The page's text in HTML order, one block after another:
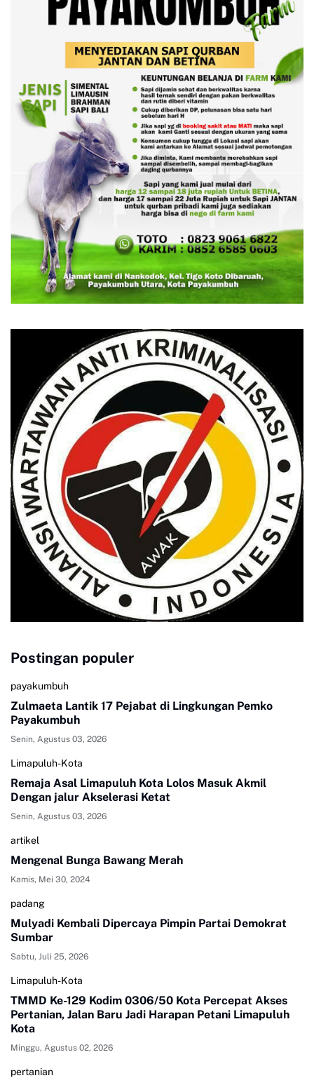
Postingan populer
payakumbuh
Zulmaeta Lantik 17 Pejabat di Lingkungan Pemko
Payakumbuh
Senin, Agustus 03, 2026
Limapuluh-Kota
Remaja Asal Limapuluh Kota Lolos Masuk Akmil
Dengan jalur Akselerasi Ketat
Senin, Agustus 03, 2026
artikel
Mengenal Bunga Bawang Merah
Kamis, Mei 30, 2024
padang
Mulyadi Kembali Dipercaya Pimpin Partai Demokrat
Sumbar
Sabtu, Juli 25, 2026
Limapuluh-Kota
TMMD Ke-129 Kodim 0306/50 Kota Percepat Akses
Pertanian, Jalan Baru Jadi Harapan Petani Limapuluh
Kota
Minggu, Agustus 02, 2026
pertanian